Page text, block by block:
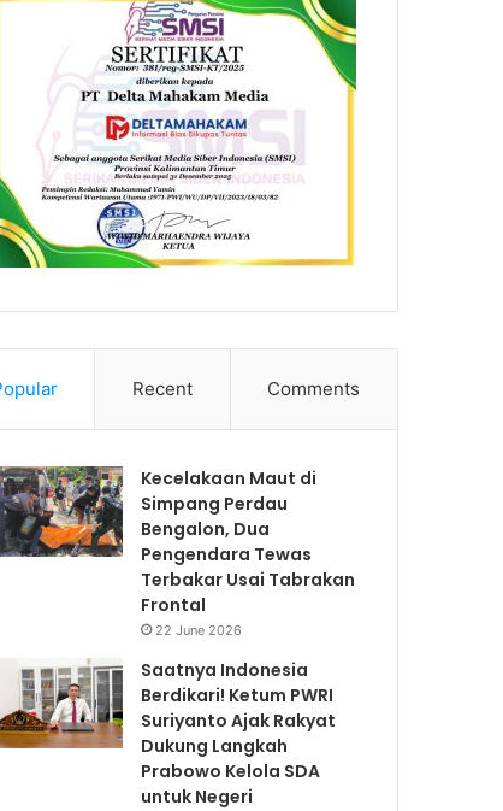
Recent Comments
Kecelakaan Maut di
Simpang Perdau
Bengalon, Dua
Pengendara Tewas
Terbakar Usai Tabrakan
Frontal
22 June 2026
Saatnya Indonesia
Berdikari! Ketum PWRI
Suriyanto Ajak Rakyat
Dukung Langkah
Prabowo Kelola SDA
untuk Negeri